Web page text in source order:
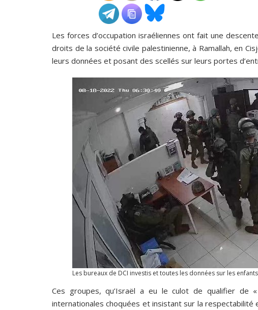
Les forces d’occupation israéliennes ont fait une
droits de la société civile palestinienne, à Ramallah, en
leurs données et posant des scellés sur leurs portes
Les bureaux de DCI investis et toutes les données sur les
Ces groupes, qu’Israël a eu le culot de qualifier de
internationales choquées et insistant sur la